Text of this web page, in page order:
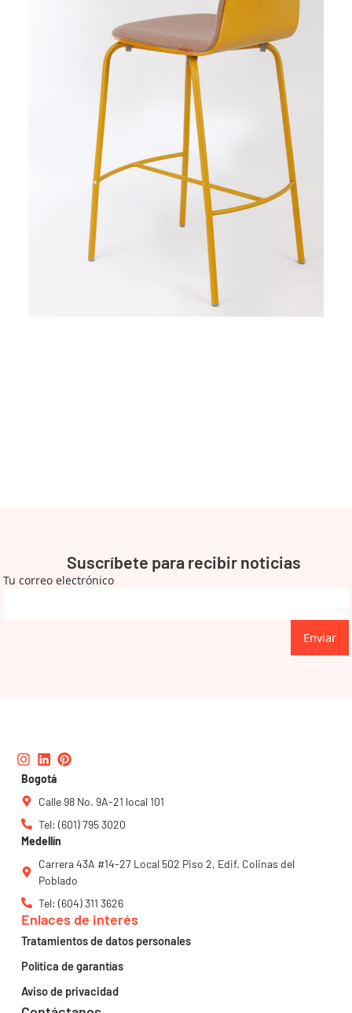
Suscríbete para recibir noticias
Tu correo electrónico
Enviar
Instagram
Linkedin
Pinterest
Bogotá
Calle 98 No. 9A-21 local 101
Tel: (601) 795 3020
Medellín
Carrera 43A #14-27 Local 502 Piso 2, Edif. Colinas del
Poblado
Tel: (604) 311 3626
Enlaces de interés
Tratamientos de datos personales
Política de garantías
Aviso de privacidad